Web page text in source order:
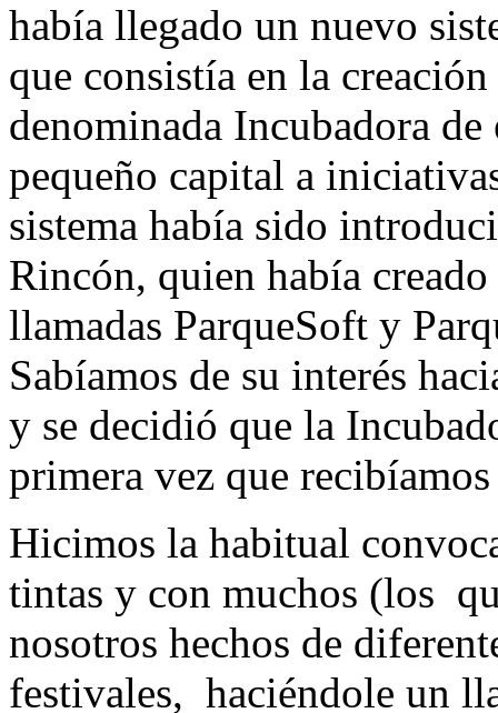
había llegado un nuevo
que consistía en la
denominada Incubadora de
pequeño capital a
sistema había sido
Rincón, quien había
llamadas ParqueSoft y
Sabíamos de su interés
y se decidió que la
primera vez que
Hicimos la habitual
tintas y con muchos (los
nosotros hechos de
festivales, haciéndole un